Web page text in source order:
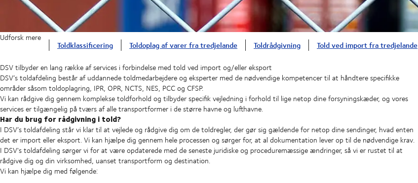
Udforsk mere
Toldklassificering Toldoplag af varer fra tredjelande Toldrådgivning Told ved import fra tredjelande
DSV tilbyder en lang række af services i forbindelse med told ved import og/eller eksport
DSV’s toldafdeling består af uddannede toldmedarbejdere og eksperter med de nødvendige kompetencer til at håndtere specifikke
områder såsom toldoplagring, IPR, OPR, NCTS, NES, PCC og CFSP.
Vi kan rådgive dig gennem komplekse toldforhold og tilbyder specifik vejledning i forhold til lige netop dine forsyningskæder, og vores
services er tilgængelig på tværs af alle transportformer i de større havne og lufthavne.
Har du brug for rådgivning i told?
I DSV’s toldafdeling står vi klar til at vejlede og rådgive dig om de toldregler, der gør sig gældende for netop dine sendinger, hvad enten
det er import eller eksport. Vi kan hjælpe dig gennem hele processen og sørger for, at al dokumentation lever op til de nødvendige krav.
I DSV's toldafdeling sørger vi for at være opdaterede med de seneste juridiske og proceduremæssige ændringer, så vi er rustet til at
rådgive dig og din virksomhed, uanset transportform og destination.
Vi kan hjælpe dig med følgende: